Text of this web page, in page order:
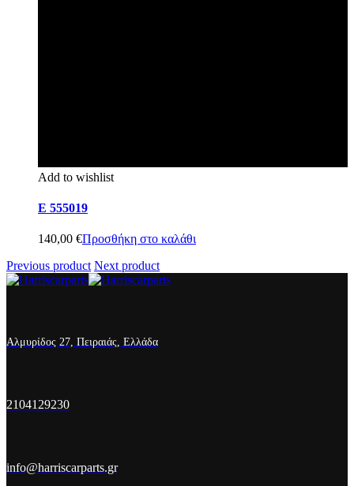
Add to wishlist
E 555019
140,00 €Προσθήκη στο καλάθι
Previous product Next product
Αλμυρίδος 27, Πειραιάς, Ελλάδα
2104129230
info@harriscarparts.gr